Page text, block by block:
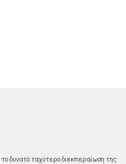
δυνατό ταχύτερο διεκπεραίωση της